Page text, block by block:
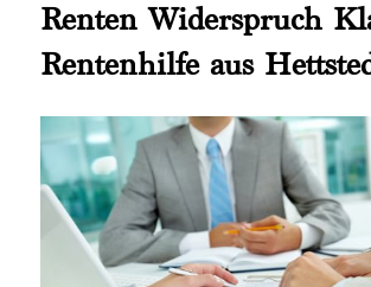
Renten Widerspruch
Rentenhilfe aus